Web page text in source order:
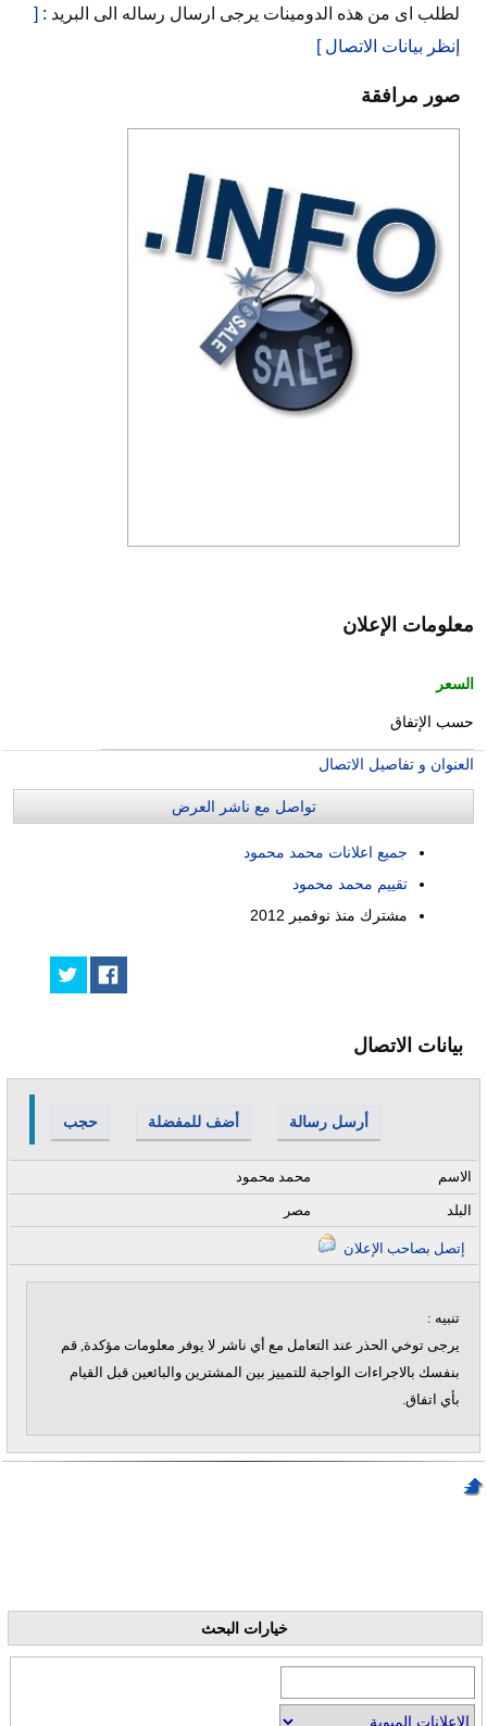
لطلب اى من هذه الدومينات يرجى ارسال رساله الى البريد : [
إنظر بيانات الاتصال ]
صور مرافقة
معلومات الإعلان
السعر
حسب الإتفاق
العنوان و تفاصيل الاتصال
تواصل مع ناشر العرض
جميع اعلانات محمد محمود
تقييم محمد محمود
مشترك منذ نوفمبر 2012
بيانات الاتصال
حجب أضف للمفضلة أرسل رسالة
محمد محمود الاسم
مصر البلد
تنبيه :
يرجى توخي الحذر عند التعامل مع أي ناشر لا يوفر معلومات مؤكدة, قم
بنفسك بالاجراءات الواجبة للتمييز بين المشترين والبائعين قبل القيام
بأي اتفاق.
خيارات البحث